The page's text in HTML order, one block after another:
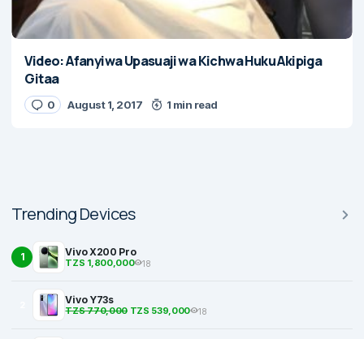
Video: Afanyiwa Upasuaji wa Kichwa Huku Akipiga
Gitaa
0 August 1, 2017 1 min read
Trending Devices
1 Vivo X200 Pro
TZS 1,800,000 18
Vivo Y73s
TZS 770,000TZS 539,000 18